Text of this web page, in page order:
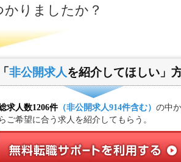
りましたか？
「 非公開求人 を紹介してほしい」
求人数1206件（非公開求人914件含む） の中か
らご希望に合う求人を紹介してもらう。